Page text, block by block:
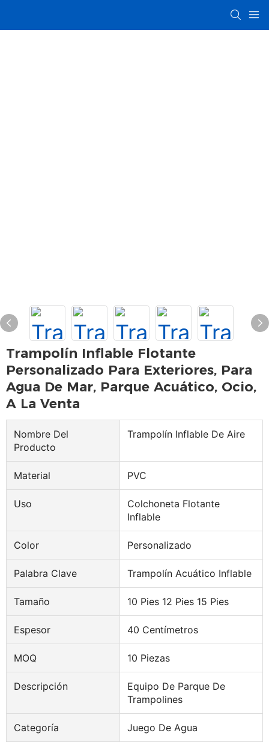
Trampolín Inflable Flotante
Personalizado Para Exteriores, Para
Agua De Mar, Parque Acuático, Ocio,
A La Venta
Nombre Del
Producto
Trampolín Inflable De Aire
Material PVC
Uso
Colchoneta Flotante
Inflable
Color Personalizado
Palabra Clave Trampolín Acuático Inflable
Tamaño 10 Pies 12 Pies 15 Pies
Espesor 40 Centímetros
MOQ 10 Piezas
Descripción
Equipo De Parque De
Trampolines
Categoría Juego De Agua